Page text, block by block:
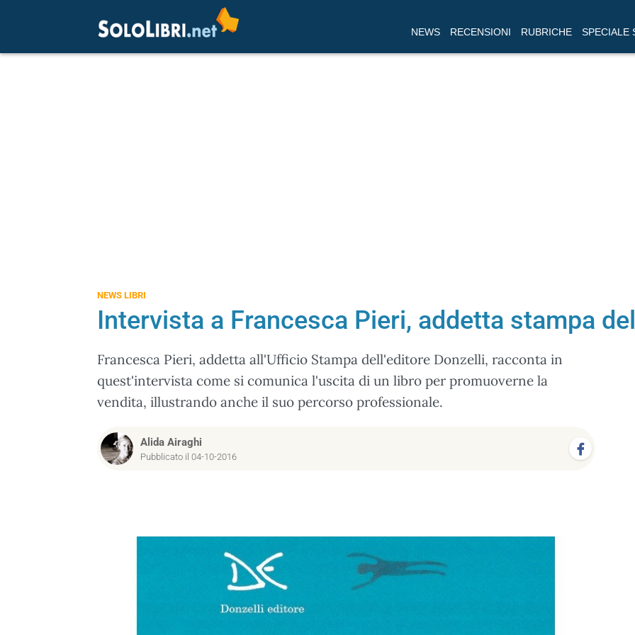
NEWS RECENSIONI RUBRICHE SPECIALE
NEWS LIBRI
Intervista a Francesca Pieri, addetta stampa
Francesca Pieri, addetta all'Ufficio Stampa dell'editore Donzelli, racconta in
quest'intervista come si comunica l'uscita di un libro per promuoverne la
vendita, illustrando anche il suo percorso professionale.
Alida Airaghi
Pubblicato il 04-10-2016